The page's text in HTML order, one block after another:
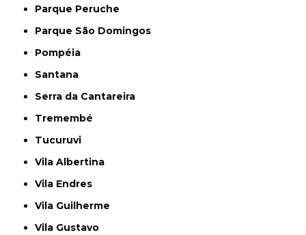
Parque Peruche
Parque São Domingos
Pompéia
Santana
Serra da Cantareira
Tremembé
Tucuruvi
Vila Albertina
Vila Endres
Vila Guilherme
Vila Gustavo